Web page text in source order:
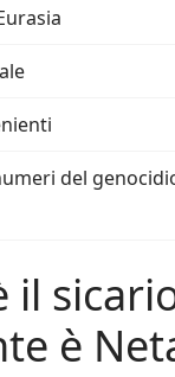
del
il
è